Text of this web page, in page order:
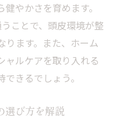
やかさを育めます。
ことで、頭皮環境が整
ります。また、ホーム
ャルケアを取り入れる
きるでしょう。
選び方を解説